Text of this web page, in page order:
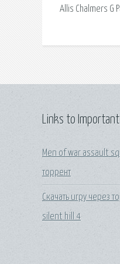
Allis Chalmers
Links to
Men of war assault
торрент
Скачать игру через
silent hill 4